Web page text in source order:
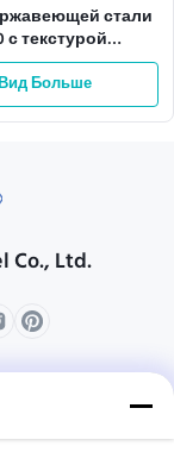
стали
с текстурой
дерева,
к моли, с
ЛОС
Больше
Co., Ltd.
компании